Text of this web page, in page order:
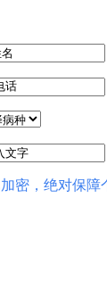
密，绝对保障